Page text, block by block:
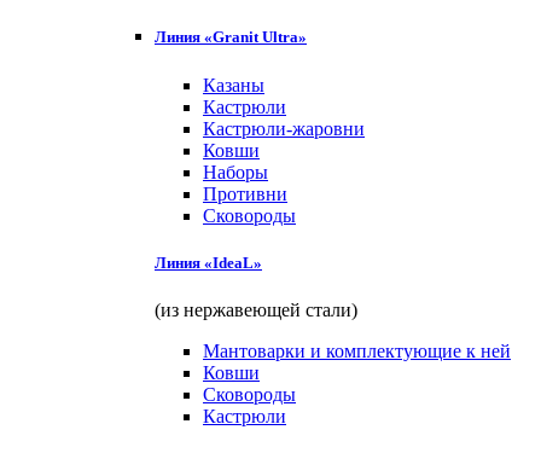
Линия «Granit Ultra»
Казаны
Кастрюли
Кастрюли-жаровни
Ковши
Наборы
Противни
Сковороды
Линия «IdeaL»
(из нержавеющей стали)
Мантоварки и комплектующие к ней
Ковши
Сковороды
Кастрюли